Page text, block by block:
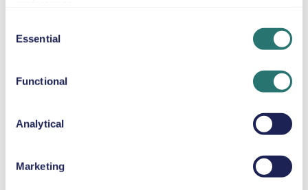
Selection
Essential
Functional
Analytical
Marketing
CUSCINO RIALZATO